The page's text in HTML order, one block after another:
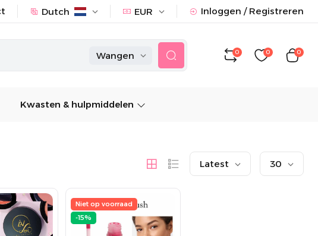
Dutch EUR Inloggen / Registreren
Wangen 0 0 0
Kwasten & hulpmiddelen
Latest 30
Niet op voorraad
-15%